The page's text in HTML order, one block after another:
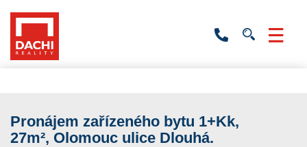
+420
Pronájem zařízeného bytu 1+Kk,
27m², Olomouc ulice Dlouhá.